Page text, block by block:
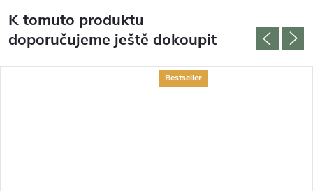
K tomuto produktu
doporučujeme ještě dokoupit
Bestseller